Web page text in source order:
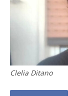
Clelia Ditano